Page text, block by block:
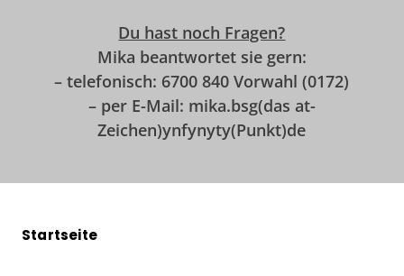
Du hast noch Fragen?
Mika beantwortet sie gern:
– telefonisch: 6700 840 Vorwahl (0172)
– per E-Mail: mika.bsg(das at-
Zeichen)ynfynyty(Punkt)de
Startseite